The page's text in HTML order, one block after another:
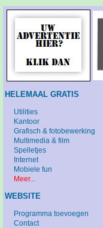
HELEMAAL GRATIS
Utilities
Kantoor
Grafisch & fotobewerking
Multimedia & film
Spelletjes
Internet
Mobiele fun
Meer...
WEBSITE
Programma toevoegen
Contact